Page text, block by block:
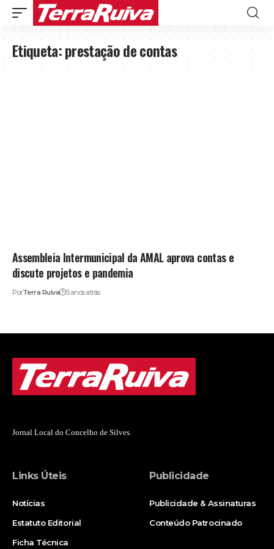
Etiqueta:prestação de contas
Assembleia Intermunicipal da AMAL aprova contas e
discute projetos e pandemia
PorTerra Ruiva 5 anos atrás
Jornal Local do Concelho de Silves.
Links Úteis
Notícias
Estatuto Editorial
Ficha Técnica
Publicidade
Publicidade & Assinaturas
Conteúdo Patrocinado